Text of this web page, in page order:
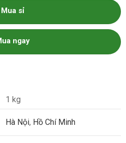
Mua sỉ
ngay
1 kg
Hà Nội, Hồ Chí Minh